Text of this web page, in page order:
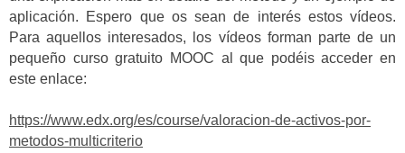
aplicación. Espero que os sean de interés estos vídeos.
Para aquellos interesados, los vídeos forman parte de un
pequeño curso gratuito MOOC al que podéis acceder en
este enlace:
https://www.edx.org/es/course/valoracion-de-activos-por-
metodos-multicriterio